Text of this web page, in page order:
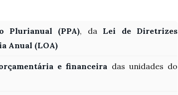
Plurianual (PPA), da Lei de Diretrizes
Anual (LOA)
e financeira das unidades do